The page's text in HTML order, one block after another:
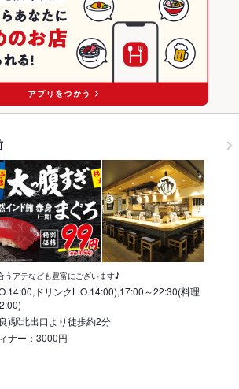
うアテなども豊富にございます♪
ドリンクL.O.14:00),17:00～22:30(料理
)駅北出口より徒歩約2分
ナー：3000円